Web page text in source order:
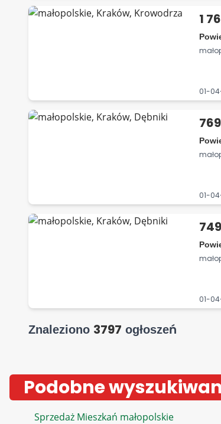
1
01-
01-
01-
Znaleziono 3797 ogłoszeń
Podobne
Sprzedaż Mieszkań małopolskie